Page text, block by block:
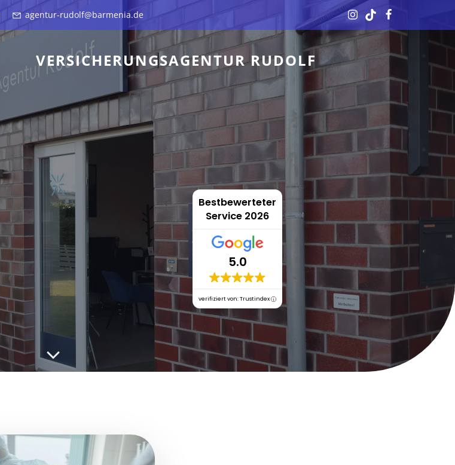
agentur-rudolf@barmenia.de
VERSICHERUNGSAGENTUR RUDOLF
Bestbewerteter
Service 2026
5.0
verifiziert von: Trustindex